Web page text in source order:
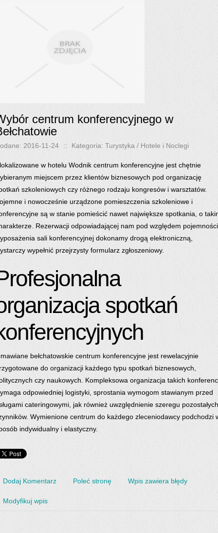
centrum konferencyjnego w
2016-11-24 :: Kategoria: Turystyka / Hotele i Noclegi
w hotelu Wodnik centrum konferencyjne jest chętnie
miejscem przez klientów biznesowych pod organizację
szkoleniowych czy różnego rodzaju kongresów i warsztatów.
i nowocześnie urządzone pomieszczenia szkoleniowe i
są w stanie pomieścić nawet największe spotkania, o
Rezerwacji odpowiadającej nam pod względem
sali konferencyjnej dokonamy drogą elektroniczną,
wypełnić przejrzysty formularz zgłoszeniowy.
spotkań
bełchatowskie centrum konferencyjne jest rewelacyjnie
do organizacji każdego typu spotkań biznesowych,
czy naukowych. Kompleksowa organizacja takich
odpowiedniej logistyki, sprostania wymogom stawianym przed
cateringowymi, jak również uwzględnienie szeregu pozostałych
Wymienione centrum do każdego zleceniodawcy podchodzi
indywidualny i elastyczny.
Dodaj Komentarz Poleć stronę Wpis zawiera błędy
Modyfikuj wpis